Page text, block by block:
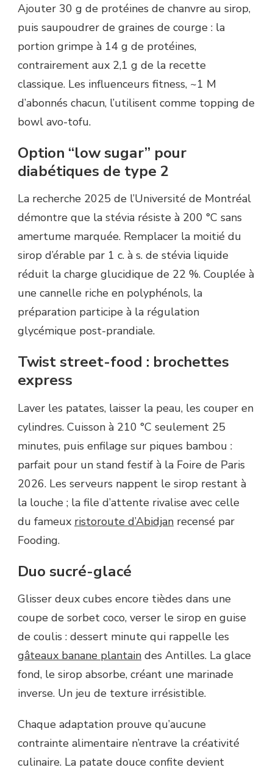
Ajouter 30 g de protéines de chanvre au sirop,
puis saupoudrer de graines de courge : la
portion grimpe à 14 g de protéines,
contrairement aux 2,1 g de la recette
classique. Les influenceurs fitness, ~1 M
d’abonnés chacun, l’utilisent comme topping de
bowl avo-tofu.
Option “low sugar” pour
diabétiques de type 2
La recherche 2025 de l’Université de Montréal
démontre que la stévia résiste à 200 °C sans
amertume marquée. Remplacer la moitié du
sirop d’érable par 1 c. à s. de stévia liquide
réduit la charge glucidique de 22 %. Couplée à
une cannelle riche en polyphénols, la
préparation participe à la régulation
glycémique post-prandiale.
Twist street-food : brochettes
express
Laver les patates, laisser la peau, les couper en
cylindres. Cuisson à 210 °C seulement 25
minutes, puis enfilage sur piques bambou :
parfait pour un stand festif à la Foire de Paris
2026. Les serveurs nappent le sirop restant à
la louche ; la file d’attente rivalise avec celle
du fameux ristoroute d’Abidjan recensé par
Fooding.
Duo sucré-glacé
Glisser deux cubes encore tièdes dans une
coupe de sorbet coco, verser le sirop en guise
de coulis : dessert minute qui rappelle les
gâteaux banane plantain des Antilles. La glace
fond, le sirop absorbe, créant une marinade
inverse. Un jeu de texture irrésistible.
Chaque adaptation prouve qu’aucune
contrainte alimentaire n’entrave la créativité
culinaire. La patate douce confite devient